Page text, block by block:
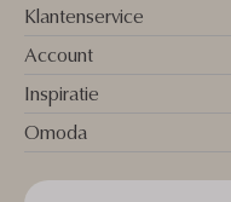
Klantenservice
Account
Inspiratie
Omoda